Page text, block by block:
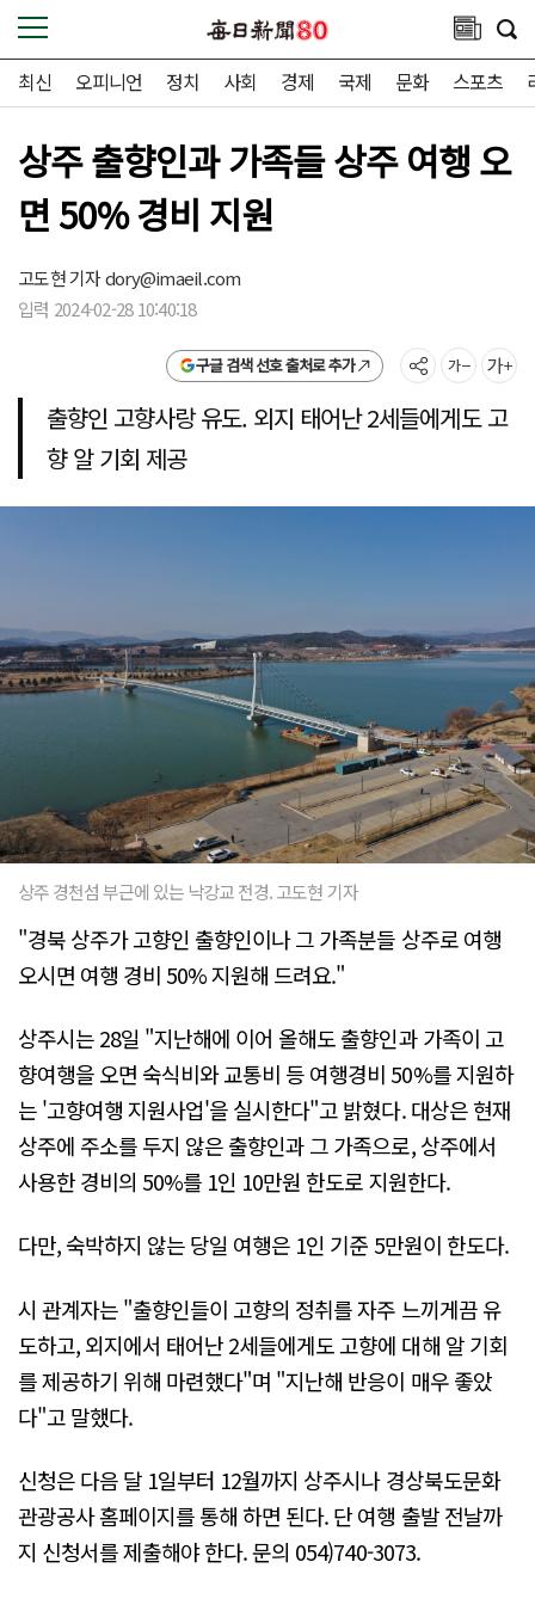
최신 오피니언 정치 사회 경제 국제 문화 스포츠
상주 출향인과 가족들 상주 여행 오
면 50% 경비 지원
고도현 기자dory@imaeil.com
입력 2024-02-28 10:40:18
구글 검색 선호 출처로 추가
출향인 고향사랑 유도. 외지 태어난 2세들에게도 고
향 알 기회 제공
상주 경천섬 부근에 있는 낙강교 전경. 고도현 기자
"경북 상주가 고향인 출향인이나 그 가족분들 상주로 여행
오시면 여행 경비 50% 지원해 드려요."
상주시는 28일 "지난해에 이어 올해도 출향인과 가족이 고
향여행을 오면 숙식비와 교통비 등 여행경비 50%를 지원하
는 '고향여행 지원사업'을 실시한다"고 밝혔다. 대상은 현재
상주에 주소를 두지 않은 출향인과 그 가족으로, 상주에서
사용한 경비의 50%를 1인 10만원 한도로 지원한다.
다만, 숙박하지 않는 당일 여행은 1인 기준 5만원이 한도다.
시 관계자는 "출향인들이 고향의 정취를 자주 느끼게끔 유
도하고, 외지에서 태어난 2세들에게도 고향에 대해 알 기회
를 제공하기 위해 마련했다"며 "지난해 반응이 매우 좋았
다"고 말했다.
신청은 다음 달 1일부터 12월까지 상주시나 경상북도문화
관광공사 홈페이지를 통해 하면 된다. 단 여행 출발 전날까
지 신청서를 제출해야 한다. 문의 054)740-3073.